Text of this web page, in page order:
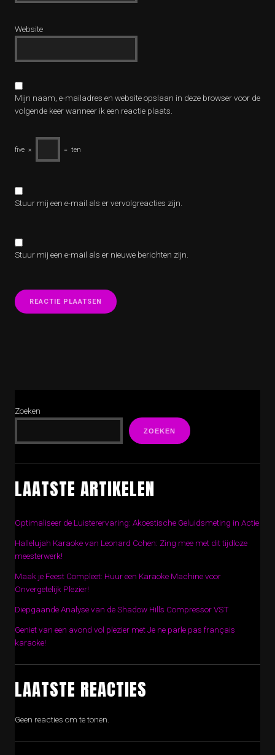
Website
Mijn naam, e-mailadres en website opslaan in deze browser voor de
volgende keer wanneer ik een reactie plaats.
five × = ten
Stuur mij een e-mail als er vervolgreacties zijn.
Stuur mij een e-mail als er nieuwe berichten zijn.
Zoeken
ZOEKEN
LAATSTE ARTIKELEN
Optimaliseer de Luisterervaring: Akoestische Geluidsmeting in Actie
Hallelujah Karaoke van Leonard Cohen: Zing mee met dit tijdloze
meesterwerk!
Maak je Feest Compleet: Huur een Karaoke Machine voor
Onvergetelijk Plezier!
Diepgaande Analyse van de Shadow Hills Compressor VST
Geniet van een avond vol plezier met Je ne parle pas français
karaoke!
LAATSTE REACTIES
Geen reacties om te tonen.